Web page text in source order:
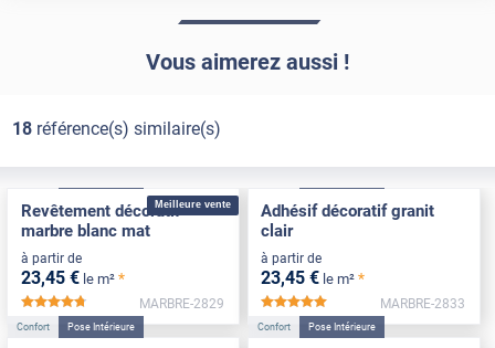
Vous aimerez aussi !
18référence(s) similaire(s)
Meilleure vente
Revêtement décoratif
marbre blanc mat
à partir de
23,45 € le m² *
*****
MARBRE-2829
Adhésif décoratif granit
clair
à partir de
23,45 € le m² *
MARBRE-2833
Confort Pose Intérieure Confort Pose Intérieure